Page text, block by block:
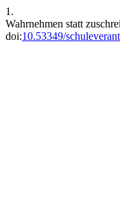
1.
Wahrnehmen statt
doi:10.53349/